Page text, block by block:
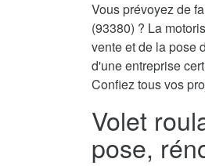
Vous prévoyez de
(93380) ? La
vente et de la pose
d'une entreprise
Confiez tous vos
Volet
pose,